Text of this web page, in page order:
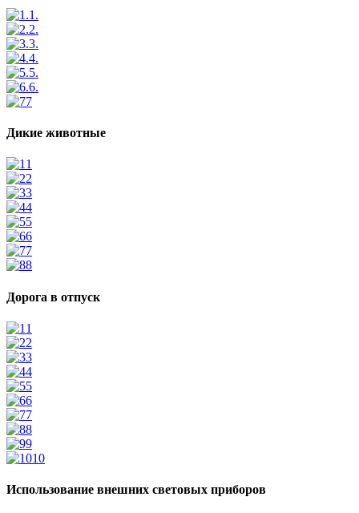
1.
2.
3.
4.
5.
6.
7
Дикие животные
1
2
3
4
5
6
7
8
Дорога в отпуск
1
2
3
4
5
6
7
8
9
10
Использование внешних световых приборов